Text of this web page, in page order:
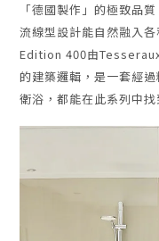
「德國製作」的極致品
流線型設計能自然融入各
Edition 400由
的建築邏輯，是一套經
衛浴，都能在此系列中找